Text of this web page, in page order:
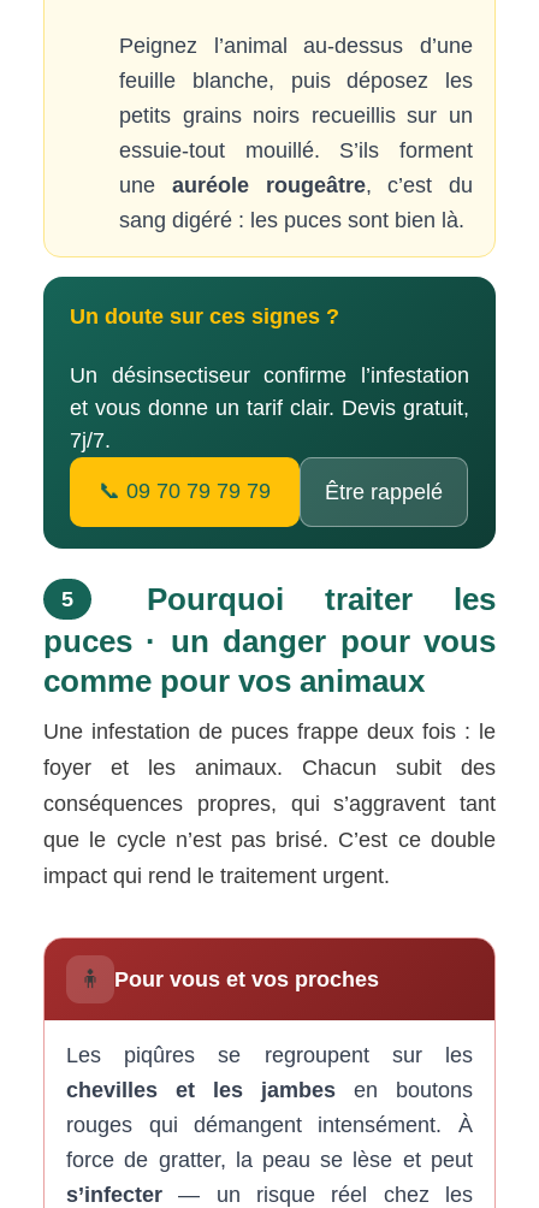
Peignez l’animal au-dessus d’une
feuille blanche, puis déposez les
petits grains noirs recueillis sur un
essuie-tout mouillé. S’ils forment
une auréole rougeâtre, c’est du
sang digéré : les puces sont bien là.
Un doute sur ces signes ?
Un désinsectiseur confirme l’infestation
et vous donne un tarif clair. Devis gratuit,
7j/7.
📞 09 70 79 79 79 Être rappelé
5
Pourquoi traiter les
puces · un danger pour vous
comme pour vos animaux
Une infestation de puces frappe deux fois : le
foyer et les animaux. Chacun subit des
conséquences propres, qui s’aggravent tant
que le cycle n’est pas brisé. C’est ce double
impact qui rend le traitement urgent.
🧍 Pour vous et vos proches
Les piqûres se regroupent sur les
chevilles et les jambesen boutons
rouges qui démangent intensément. À
force de gratter, la peau se lèse et peut
s’infecter — un risque réel chez les